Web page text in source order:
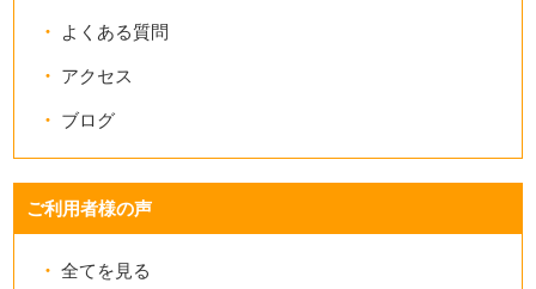
よくある質問
アクセス
ブログ
ご利用者様の声
全てを見る